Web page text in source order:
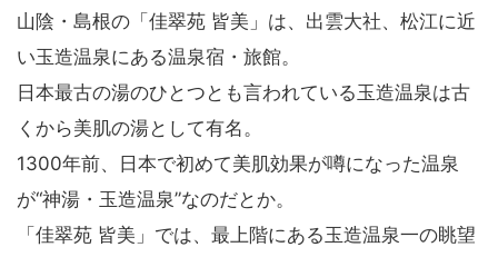
山陰・島根の「佳翠苑 皆美」は、出雲大社、松江に近
い玉造温泉にある温泉宿・旅館。
日本最古の湯のひとつとも言われている玉造温泉は古
くから美肌の湯として有名。
1300年前、日本で初めて美肌効果が噂になった温泉
が“神湯・玉造温泉”なのだとか。
「佳翠苑 皆美」では、最上階にある玉造温泉一の眺望